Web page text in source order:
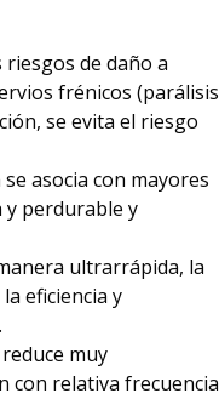
de daño a
frénicos (parálisis
se evita el riesgo
asocia con mayores
y perdurable y
ultrarrápida, la
eficiencia y
muy
con relativa frecuencia